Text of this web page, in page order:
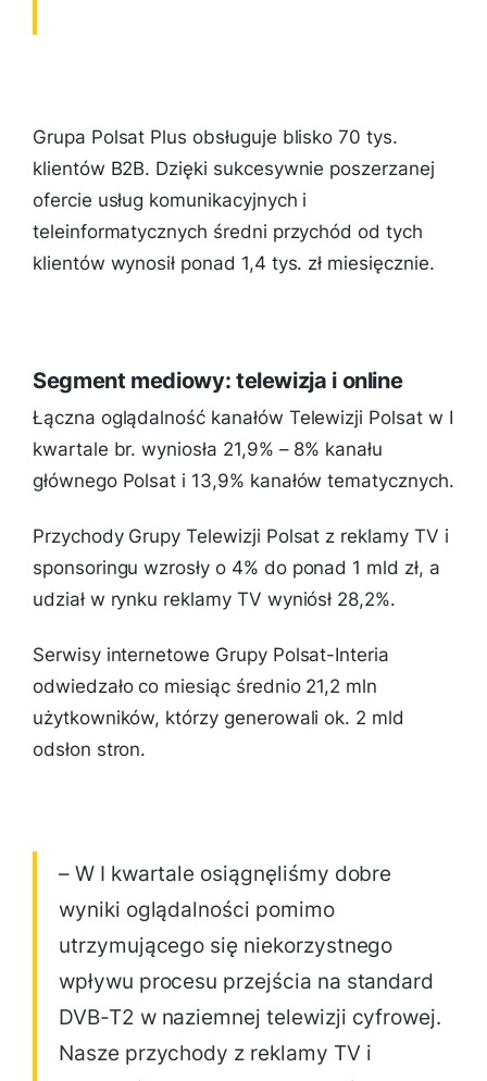
Grupa Polsat Plus obsługuje blisko 70 tys.
klientów B2B. Dzięki sukcesywnie poszerzanej
ofercie usług komunikacyjnych i
teleinformatycznych średni przychód od tych
klientów wynosił ponad 1,4 tys. zł miesięcznie.
Segment mediowy: telewizja i online
Łączna oglądalność kanałów Telewizji Polsat w I
kwartale br. wyniosła 21,9% – 8% kanału
głównego Polsat i 13,9% kanałów tematycznych.
Przychody Grupy Telewizji Polsat z reklamy TV i
sponsoringu wzrosły o 4% do ponad 1 mld zł, a
udział w rynku reklamy TV wyniósł 28,2%.
Serwisy internetowe Grupy Polsat-Interia
odwiedzało co miesiąc średnio 21,2 mln
użytkowników, którzy generowali ok. 2 mld
odsłon stron.
– W I kwartale osiągnęliśmy dobre
wyniki oglądalności pomimo
utrzymującego się niekorzystnego
wpływu procesu przejścia na standard
DVB-T2 w naziemnej telewizji cyfrowej.
Nasze przychody z reklamy TV i